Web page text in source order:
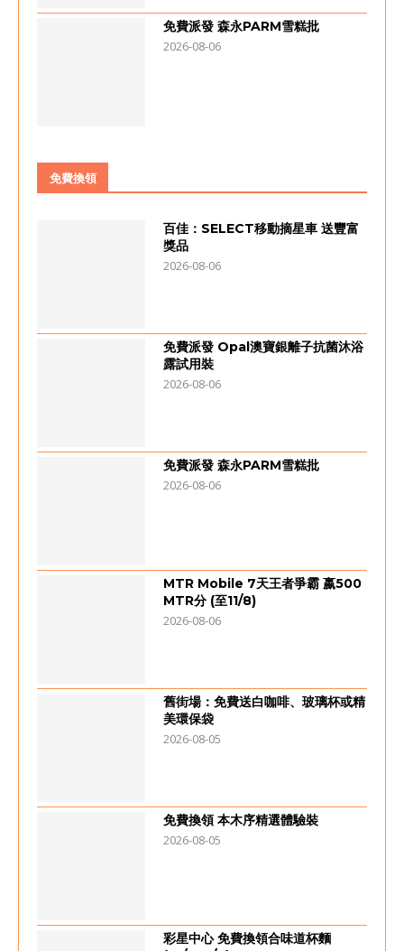
免費派發 森永PARM雪糕批
2026-08-06
免費換領
百佳：SELECT移動摘星車 送豐富
獎品
2026-08-06
免費派發 Opal澳寶銀離子抗菌沐浴
露試用裝
2026-08-06
免費派發 森永PARM雪糕批
2026-08-06
MTR Mobile 7天王者爭霸 嬴500
MTR分 (至11/8)
2026-08-06
舊街場：免費送白咖啡、玻璃杯或精
美環保袋
2026-08-05
免費換領 本木序精選體驗裝
2026-08-05
彩星中心 免費換領合味道杯麵